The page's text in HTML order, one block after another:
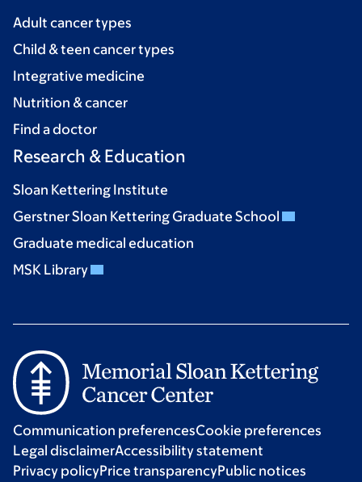
Adult cancer types
Child & teen cancer types
Integrative medicine
Nutrition & cancer
Find a doctor
Research & Education
Sloan Kettering Institute
Gerstner Sloan Kettering Graduate School
Graduate medical education
MSK Library
Communication preferencesCookie preferences
Legal disclaimerAccessibility statement
Privacy policyPrice transparencyPublic notices